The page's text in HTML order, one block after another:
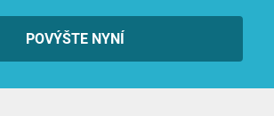
POVÝŠTE NYNÍ